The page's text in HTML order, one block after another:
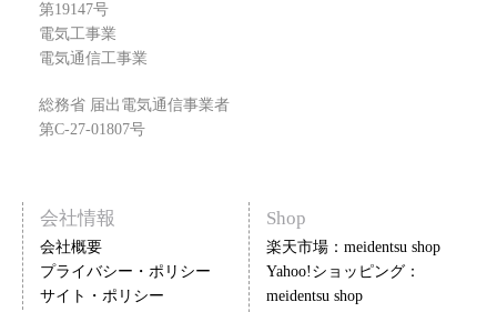
第19147号
電気工事業
電気通信工事業
総務省 届出電気通信事業者
第C-27-01807号
会社情報
会社概要
プライバシー・ポリシー
サイト・ポリシー
Shop
楽天市場：meidentsu shop
Yahoo!ショッピング：
meidentsu shop